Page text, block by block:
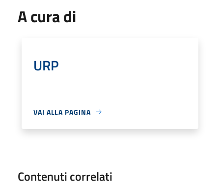
A cura di
URP
VAI ALLA PAGINA
Contenuti correlati